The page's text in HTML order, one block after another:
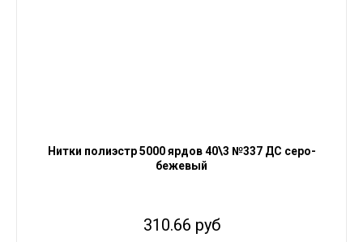
Нитки полиэстр 5000 ярдов 40\3 №337 ДС серо-
бежевый
310.66 руб